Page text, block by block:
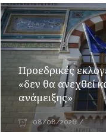
Προεδρικές
«δεν θα ανεχθεί
ανάμειξης»
08/08/2026